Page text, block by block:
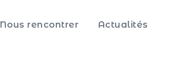
Nous rencontrer Actualités